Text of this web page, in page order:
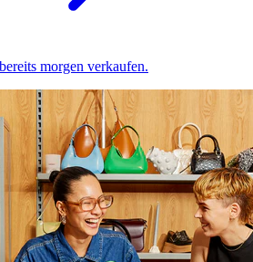
morgen verkaufen.